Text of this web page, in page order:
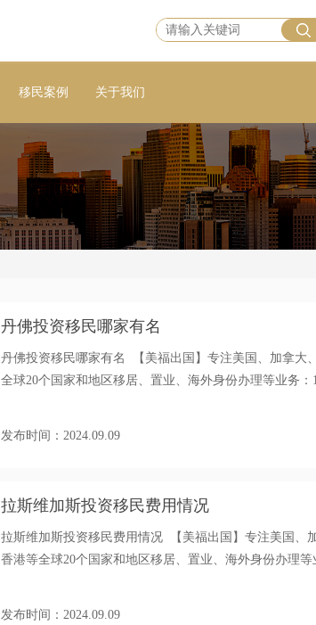
移民案例 关于我们
丹佛投资移民哪家有名
丹佛投资移民哪家有名 【美福出国】专注美国、加拿大
全球20个国家和地区移居、置业、海外身份办理等业务：
发布时间：2024.09.09
拉斯维加斯投资移民费用情况
拉斯维加斯投资移民费用情况 【美福出国】专注美国、
香港等全球20个国家和地区移居、置业、海外身份办理等
发布时间：2024.09.09